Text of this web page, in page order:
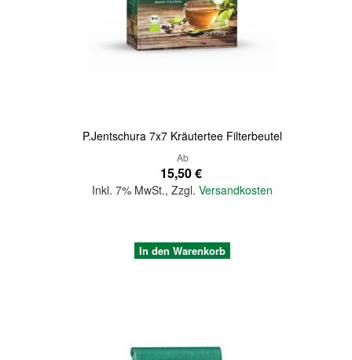
P.Jentschura 7x7 Kräutertee Filterbeutel
Ab
15,50 €
Inkl. 7% MwSt.,Zzgl.Versandkosten
In den Warenkorb